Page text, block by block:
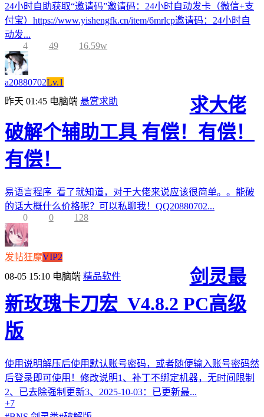
24小时自助获取“邀请码”邀请码：24小时自动发卡（微信+支
付宝）https://www.yishengfk.cn/item/6mrlcp邀请码：24小时自
动发...
4
49 16.59w
a20880702Lv.1
昨天 01:45 电脑端 悬赏求助
求大佬
破解个辅助工具 有偿！有偿！
有偿！
易语言程序 看了就知道，对于大佬来说应该很简单。。能破
的话大概什么价格呢？可以私聊我！QQ20880702...
0
0 128
发帖狂魔VIP2
08-05 15:10 电脑端 精品软件
剑灵最
新玫瑰卡刀宏_V4.8.2 PC高级
版
使用说明解压后使用默认账号密码，或者随便输入账号密码然
后登录即可使用！修改说明1、补丁不绑定机器，无时间限制
2、已去除强制更新3、2025-10-03：已更新最...
+7